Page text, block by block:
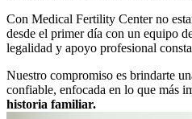
Con Medical Fertility Center no
desde el primer día con un equipo
legalidad y apoyo profesional
Nuestro compromiso es brindarte
confiable, enfocada en lo que más
historia familiar.